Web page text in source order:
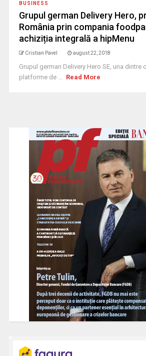
BUSINESS
Grupul german Delivery Hero,
România prin compania
achiziția integrală a hipMenu
Cristian Pavel august 22, 2018
Grupul german Delivery Hero SE, una dintre
platforme de ... Read More